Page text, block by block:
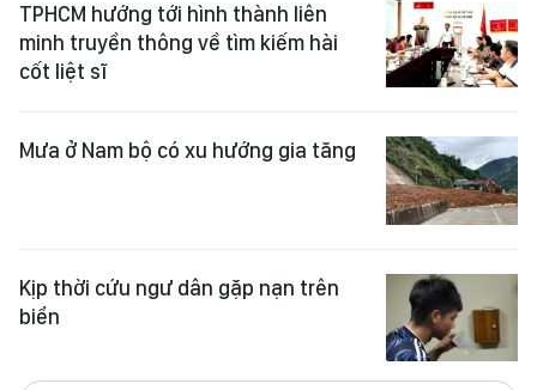
TPHCM hướng tới hình thành liên
minh truyền thông về tìm kiếm hài
cốt liệt sĩ
Mưa ở Nam bộ có xu hướng gia tăng
Kịp thời cứu ngư dân gặp nạn trên
biển